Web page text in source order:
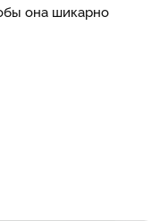
она шикарно